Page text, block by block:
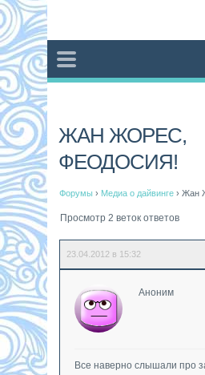
ЖАН ЖОРЕС,
ФЕОДОСИЯ!
Форумы › Медиа о дайвинге › Жан
Просмотр 2 веток ответов
23.04.2012 в 15:32
Аноним
Все наверно слышали про